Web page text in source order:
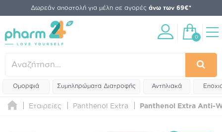
Δωρεάν αποστολή για μέλη σε αγορές άνω των 69€*
0
Ομορφιά Συμπληρώματα Διατροφής Αντηλιακά
Εταιρείες Panthenol Extra Panthenol Extra Anti-